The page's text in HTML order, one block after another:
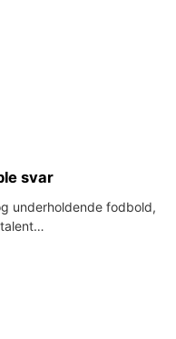
svar
underholdende fodbold,